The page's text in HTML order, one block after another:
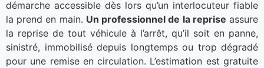
démarche accessible dès lors qu’un interlocuteur fiable
la prend en main. Un professionnel de la reprise assure
la reprise de tout véhicule à l’arrêt, qu’il soit en panne,
sinistré, immobilisé depuis longtemps ou trop dégradé
pour une remise en circulation. L’estimation est gratuite